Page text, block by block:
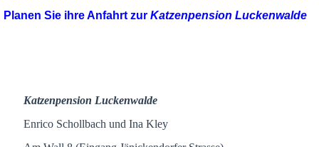
Planen Sie ihre Anfahrt zur Katzenpension Luckenwalde
Katzenpension Luckenwalde
Enrico Schollbach und Ina Kley